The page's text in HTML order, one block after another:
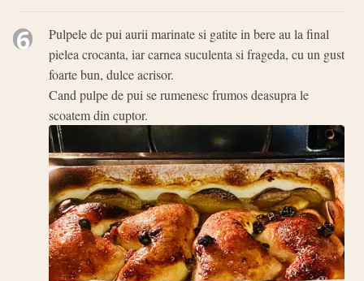
6
Pulpele de pui aurii marinate si gatite in bere au la final
pielea crocanta, iar carnea suculenta si frageda, cu un gust
foarte bun, dulce acrisor.
Cand pulpe de pui se rumenesc frumos deasupra le
scoatem din cuptor.